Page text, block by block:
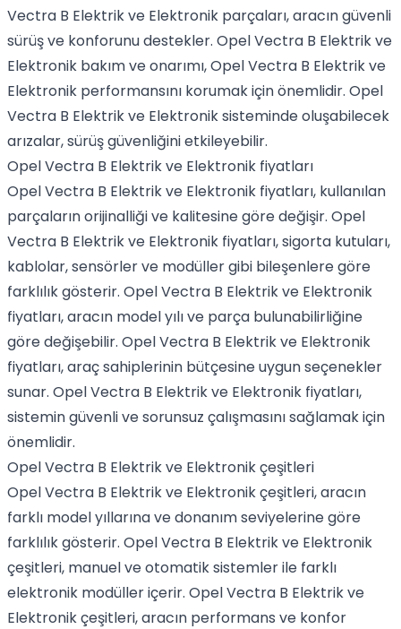
Vectra B Elektrik ve Elektronik parçaları, aracın güvenli
sürüş ve konforunu destekler. Opel Vectra B Elektrik ve
Elektronik bakım ve onarımı, Opel Vectra B Elektrik ve
Elektronik performansını korumak için önemlidir. Opel
Vectra B Elektrik ve Elektronik sisteminde oluşabilecek
arızalar, sürüş güvenliğini etkileyebilir.
Opel Vectra B Elektrik ve Elektronik fiyatları
Opel Vectra B Elektrik ve Elektronik fiyatları, kullanılan
parçaların orijinalliği ve kalitesine göre değişir. Opel
Vectra B Elektrik ve Elektronik fiyatları, sigorta kutuları,
kablolar, sensörler ve modüller gibi bileşenlere göre
farklılık gösterir. Opel Vectra B Elektrik ve Elektronik
fiyatları, aracın model yılı ve parça bulunabilirliğine
göre değişebilir. Opel Vectra B Elektrik ve Elektronik
fiyatları, araç sahiplerinin bütçesine uygun seçenekler
sunar. Opel Vectra B Elektrik ve Elektronik fiyatları,
sistemin güvenli ve sorunsuz çalışmasını sağlamak için
önemlidir.
Opel Vectra B Elektrik ve Elektronik çeşitleri
Opel Vectra B Elektrik ve Elektronik çeşitleri, aracın
farklı model yıllarına ve donanım seviyelerine göre
farklılık gösterir. Opel Vectra B Elektrik ve Elektronik
çeşitleri, manuel ve otomatik sistemler ile farklı
elektronik modüller içerir. Opel Vectra B Elektrik ve
Elektronik çeşitleri, aracın performans ve konfor